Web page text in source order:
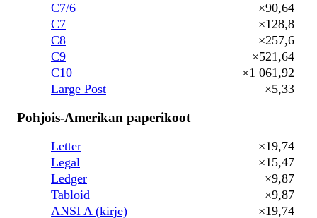
C7/6
×90,64
C7
×128,8
C8
×257,6
C9
×521,64
C10
×1 061,92
Large Post
×5,33
Pohjois-Amerikan paperikoot
Letter
×19,74
Legal
×15,47
Ledger
×9,87
Tabloid
×9,87
ANSI A (kirje)
×19,74